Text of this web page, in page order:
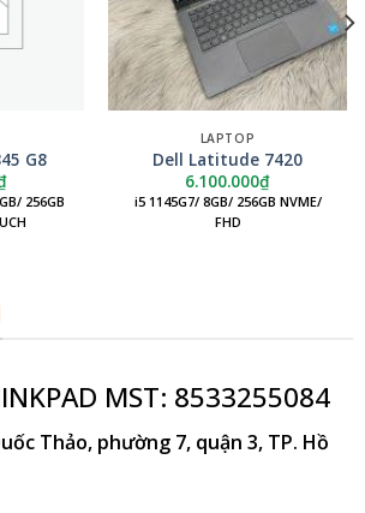
G8
256GB
LAPTOP
Dell Latitude 7420
6.100.000₫
i5 1145G7/ 8GB/ 256GB NVME/
FHD
MST: 8533255084
Thảo, phường 7, quận 3, TP. Hồ